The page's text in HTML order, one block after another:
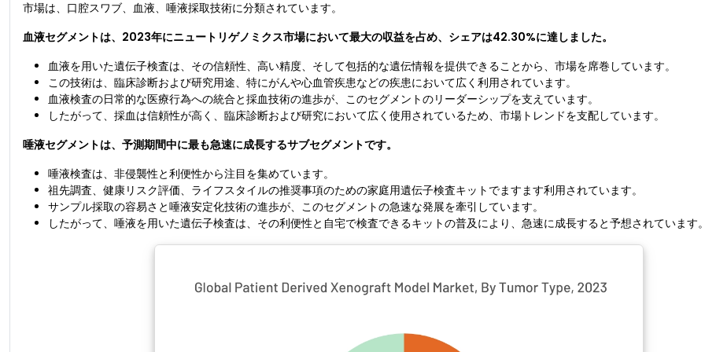
市場は、口腔スワブ、血液、唾液採取技術に分類されています。
血液セグメントは、2023年にニュートリゲノミクス市場において最大の収益を占め、シェアは42.30%に達しました。
血液を用いた遺伝子検査は、その信頼性、高い精度、そして包括的な遺伝情報を提供できることから、市場を席巻しています。
この技術は、臨床診断および研究用途、特にがんや心血管疾患などの疾患において広く利用されています。
血液検査の日常的な医療行為への統合と採血技術の進歩が、このセグメントのリーダーシップを支えています。
したがって、採血は信頼性が高く、臨床診断および研究において広く使用されているため、市場トレンドを支配しています。
唾液セグメントは、予測期間中に最も急速に成長するサブセグメントです。
唾液検査は、非侵襲性と利便性から注目を集めています。
祖先調査、健康リスク評価、ライフスタイルの推奨事項のための家庭用遺伝子検査キットでますます利用されています。
サンプル採取の容易さと唾液安定化技術の進歩が、このセグメントの急速な発展を牽引しています。
したがって、唾液を用いた遺伝子検査は、その利便性と自宅で検査できるキットの普及により、急速に成長すると予想されています